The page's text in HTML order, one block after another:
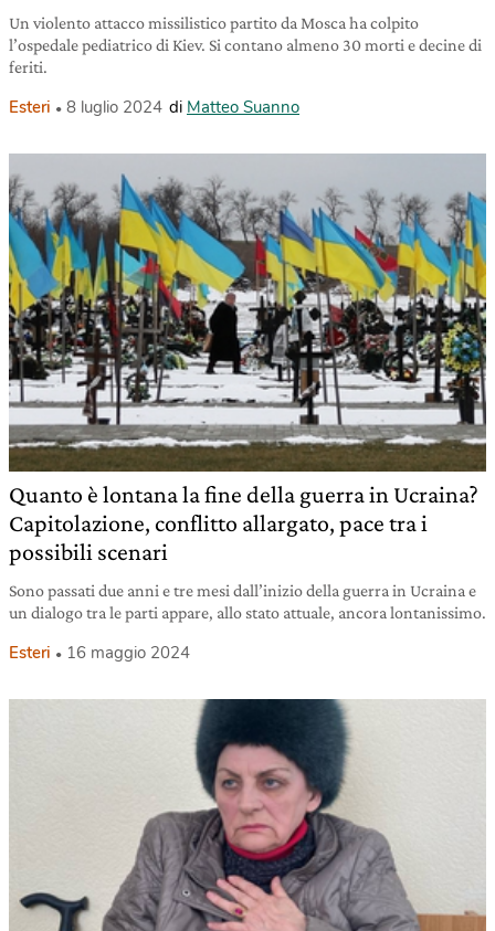
Un violento attacco missilistico partito da Mosca ha colpito
l’ospedale pediatrico di Kiev. Si contano almeno 30 morti e decine di
feriti.
Esteri 8 luglio 2024 di Matteo Suanno
Quanto è lontana la fine della guerra in Ucraina?
Capitolazione, conflitto allargato, pace tra i
possibili scenari
Sono passati due anni e tre mesi dall’inizio della guerra in Ucraina e
un dialogo tra le parti appare, allo stato attuale, ancora lontanissimo.
Esteri 16 maggio 2024